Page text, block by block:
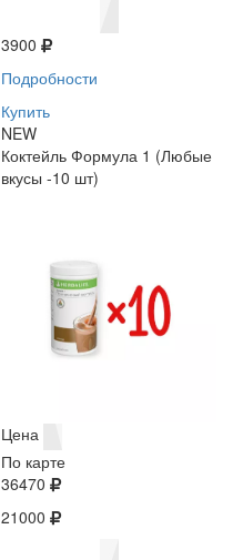
3900
Подробности
Купить
NEW
Коктейль Формула 1 (Любые
вкусы -10 шт)
Цена
По карте
36470
21000